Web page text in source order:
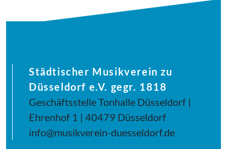
Städtischer Musikverein zu
Düsseldorf e.V. gegr. 1818
Geschäftsstelle Tonhalle Düsseldorf |
Ehrenhof 1 | 40479 Düsseldorf
info@musikverein-duesseldorf.de